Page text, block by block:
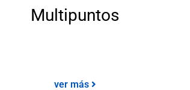
Multipuntos
ver más